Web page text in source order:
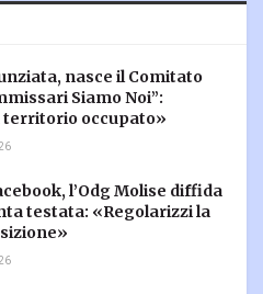
nasce il Comitato
Siamo Noi”:
territorio occupato»
l’Odg Molise diffida
testata: «Regolarizzi la